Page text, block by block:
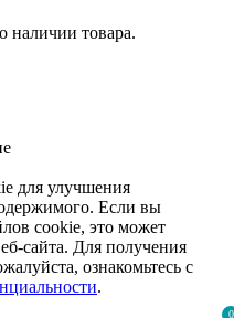
0
наличии товара.
для улучшения
Если вы
cookie, это может
сайта. Для получения
ознакомьтесь с
.